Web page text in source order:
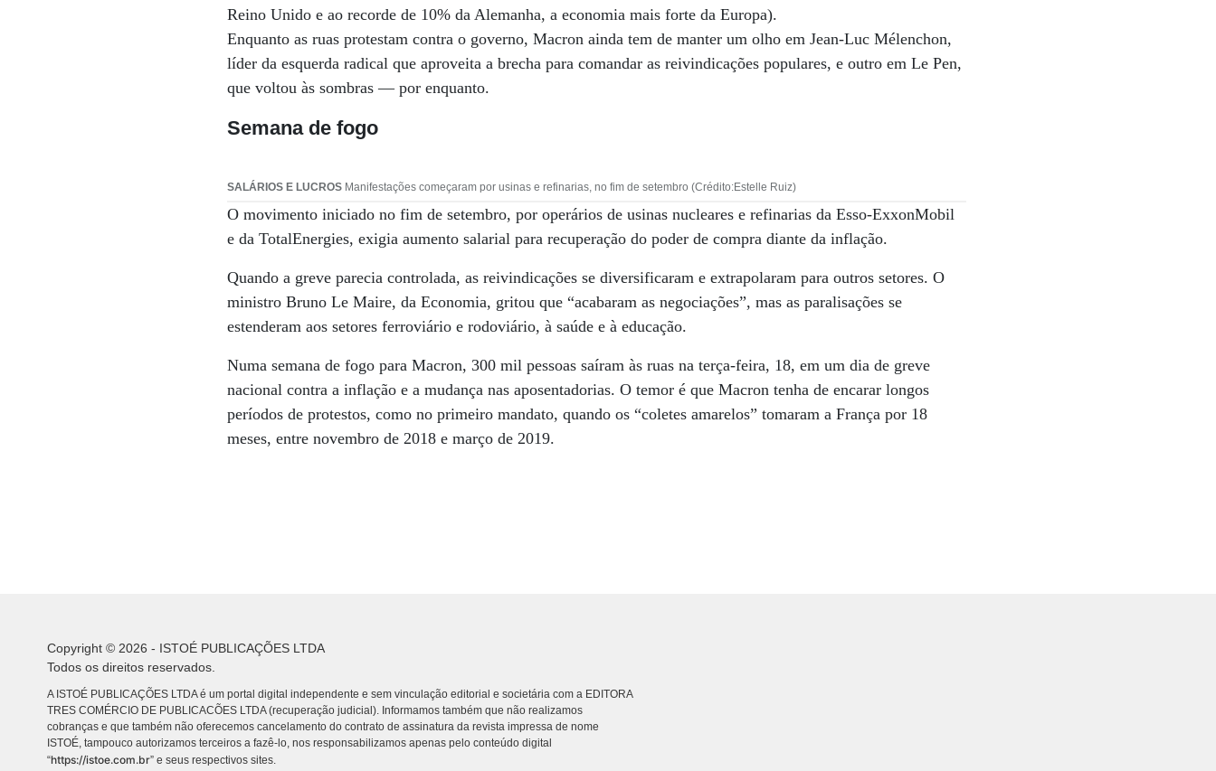
Reino Unido e ao recorde de 10% da Alemanha, a economia mais forte da Europa).
Enquanto as ruas protestam contra o governo, Macron ainda tem de manter um olho em Jean-Luc Mélenchon,
líder da esquerda radical que aproveita a brecha para comandar as reivindicações populares, e outro em Le Pen,
que voltou às sombras — por enquanto.
Semana de fogo
SALÁRIOS E LUCROS Manifestações começaram por usinas e refinarias, no fim de setembro (Crédito:Estelle Ruiz)
O movimento iniciado no fim de setembro, por operários de usinas nucleares e refinarias da Esso-ExxonMobil
e da TotalEnergies, exigia aumento salarial para recuperação do poder de compra diante da inflação.
Quando a greve parecia controlada, as reivindicações se diversificaram e extrapolaram para outros setores. O
ministro Bruno Le Maire, da Economia, gritou que “acabaram as negociações”, mas as paralisações se
estenderam aos setores ferroviário e rodoviário, à saúde e à educação.
Numa semana de fogo para Macron, 300 mil pessoas saíram às ruas na terça-feira, 18, em um dia de greve
nacional contra a inflação e a mudança nas aposentadorias. O temor é que Macron tenha de encarar longos
períodos de protestos, como no primeiro mandato, quando os “coletes amarelos” tomaram a França por 18
meses, entre novembro de 2018 e março de 2019.
Copyright © 2026 - ISTOÉ PUBLICAÇÕES LTDA
Todos os direitos reservados.
A ISTOÉ PUBLICAÇÕES LTDA é um portal digital independente e sem vinculação editorial e societária com a EDITORA
TRES COMÉRCIO DE PUBLICACÕES LTDA (recuperação judicial). Informamos também que não realizamos
cobranças e que também não oferecemos cancelamento do contrato de assinatura da revista impressa de nome
ISTOÉ, tampouco autorizamos terceiros a fazê-lo, nos responsabilizamos apenas pelo conteúdo digital
“https://istoe.com.br” e seus respectivos sites.